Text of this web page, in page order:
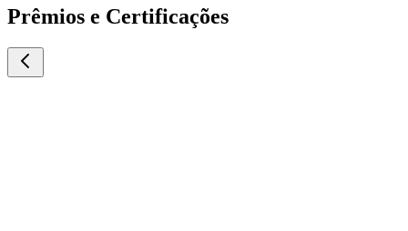
Prêmios e Certificações